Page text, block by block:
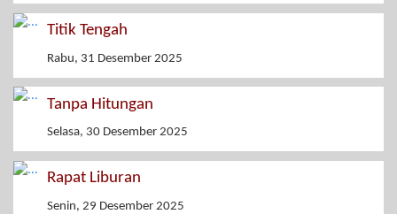
Titik Tengah
Rabu, 31 Desember 2025
Tanpa Hitungan
Selasa, 30 Desember 2025
Rapat Liburan
Senin, 29 Desember 2025